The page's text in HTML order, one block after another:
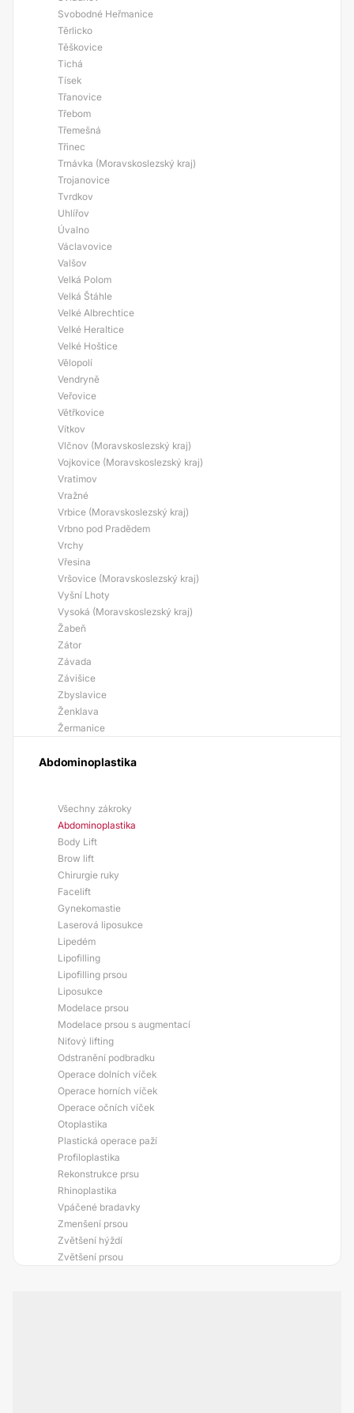
Svobodné Heřmanice
Těrlicko
Těškovice
Tichá
Tísek
Třanovice
Třebom
Třemešná
Třinec
Trnávka (Moravskoslezský kraj)
Trojanovice
Tvrdkov
Uhlířov
Úvalno
Václavovice
Valšov
Velká Polom
Velká Štáhle
Velké Albrechtice
Velké Heraltice
Velké Hoštice
Vělopolí
Vendryně
Veřovice
Větřkovice
Vítkov
Vlčnov (Moravskoslezský kraj)
Vojkovice (Moravskoslezský kraj)
Vratimov
Vražné
Vrbice (Moravskoslezský kraj)
Vrbno pod Pradědem
Vrchy
Vřesina
Vršovice (Moravskoslezský kraj)
Vyšní Lhoty
Vysoká (Moravskoslezský kraj)
Žabeň
Zátor
Závada
Závišice
Zbyslavice
Ženklava
Žermanice
Abdominoplastika
Všechny zákroky
Abdominoplastika
Body Lift
Brow lift
Chirurgie ruky
Facelift
Gynekomastie
Laserová liposukce
Lipedém
Lipofilling
Lipofilling prsou
Liposukce
Modelace prsou
Modelace prsou s augmentací
Niťový lifting
Odstranění podbradku
Operace dolních víček
Operace horních víček
Operace očních víček
Otoplastika
Plastická operace paží
Profiloplastika
Rekonstrukce prsu
Rhinoplastika
Vpáčené bradavky
Zmenšení prsou
Zvětšení hýždí
Zvětšení prsou